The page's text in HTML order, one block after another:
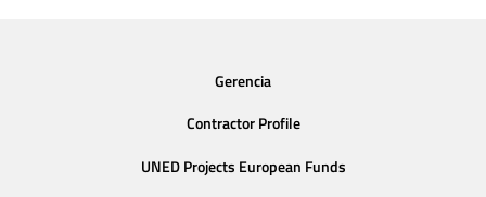
Gerencia
Contractor Profile
UNED Projects European Funds